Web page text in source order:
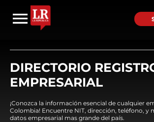
DIRECTORIO
EMPRESARIAL
¡Conozca la información esencial de cualquier
Colombia! Encuentre NIT, dirección, teléfono, y
datos empresarial mas grande del país.